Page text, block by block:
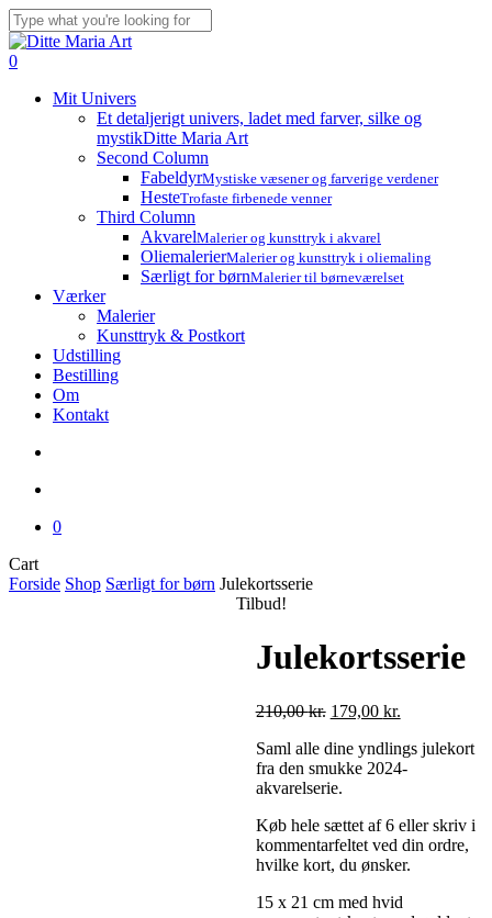
Skip
to
main
Close
Search
search
account
0
Mit Univers
Et detaljerigt univers, ladet med farver, silke og
mystikDitte Maria Art
Second Column
FabeldyrMystiske væsener og farverige verdener
HesteTrofaste firbenede venner
Third Column
AkvarelMalerier og kunsttryk i akvarel
OliemalerierMalerier og kunsttryk i oliemaling
Særligt for børnMalerier til børneværelset
Værker
Malerier
Kunsttryk & Postkort
Udstilling
Bestilling
Om
Kontakt
0
CartClose
Cart
Forside Shop Særligt for børn Julekortsserie
Tilbud!
Julekortsserie
210,00kr. Den
pris
var:
210,00 kr..
179,00 kr.
pris
er:
Saml alle dine yndlings julekort
fra den smukke 2024-
akvarelserie.
Køb hele sættet af 6 eller skriv i
kommentarfeltet ved din ordre,
hvilke kort, du ønsker.
15 x 21 cm med hvid